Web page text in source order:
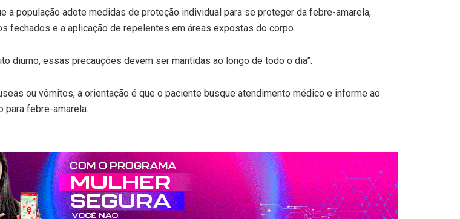
a população adote medidas de proteção individual para se proteger da febre-amarela,
fechados e a aplicação de repelentes em áreas expostas do corpo.
diurno, essas precauções devem ser mantidas ao longo de todo o dia”.
ou vômitos, a orientação é que o paciente busque atendimento médico e informe ao
febre-amarela.